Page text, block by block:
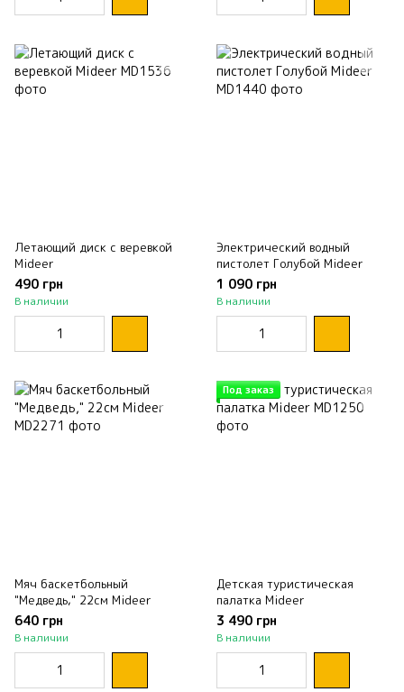
Летающий диск с веревкой
Mideer
490 грн
В наличии
Электрический водный
пистолет Голубой Mideer
1 090 грн
В наличии
Мяч баскетбольный
"Медведь," 22см Mideer
640 грн
В наличии
Под заказ
Детская туристическая
палатка Mideer
3 490 грн
В наличии